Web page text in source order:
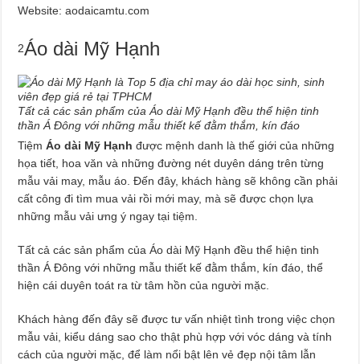
Website: aodaicamtu.com
2Áo dài Mỹ Hạnh
Tất cả các sản phẩm của Áo dài Mỹ Hạnh đều thể hiện tinh
thần Á Đông với những mẫu thiết kế đằm thắm, kín đáo
TiệmÁo dài Mỹ Hạnh được mệnh danh là thế giới của những
họa tiết, hoa văn và những đường nét duyên dáng trên từng
mẫu vải may, mẫu áo. Đến đây, khách hàng sẽ không cần phải
cất công đi tìm mua vải rồi mới may, mà sẽ được chọn lựa
những mẫu vải ưng ý ngay tại tiệm.
Tất cả các sản phẩm của Áo dài Mỹ Hạnh đều thể hiện tinh
thần Á Đông với những mẫu thiết kế đằm thắm, kín đáo, thể
hiện cái duyên toát ra từ tâm hồn của người mặc.
Khách hàng đến đây sẽ được tư vấn nhiệt tình trong việc chọn
mẫu vải, kiểu dáng sao cho thật phù hợp với vóc dáng và tính
cách của người mặc, để làm nổi bật lên vẻ đẹp nội tâm lẫn